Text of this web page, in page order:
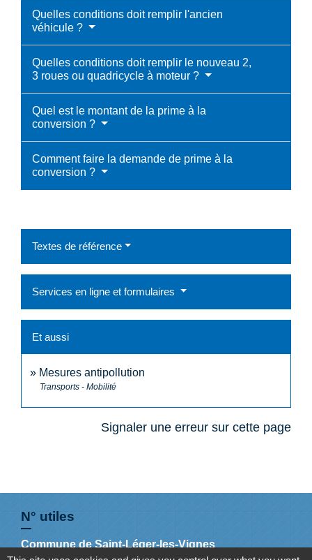
Quelles conditions doit remplir l'ancien
véhicule ?
Quelles conditions doit remplir le nouveau 2,
3 roues ou quadricycle à moteur ?
Quel est le montant de la prime à la
conversion ?
Comment faire la demande de prime à la
conversion ?
Textes de référence
Services en ligne et formulaires
Et aussi
Mesures antipollution
Transports - Mobilité
Signaler une erreur sur cette page
N° utiles
Commune de Saint-Léger-les-Vignes